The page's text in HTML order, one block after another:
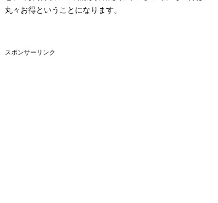
丸々お得ということになります。
スポンサーリンク